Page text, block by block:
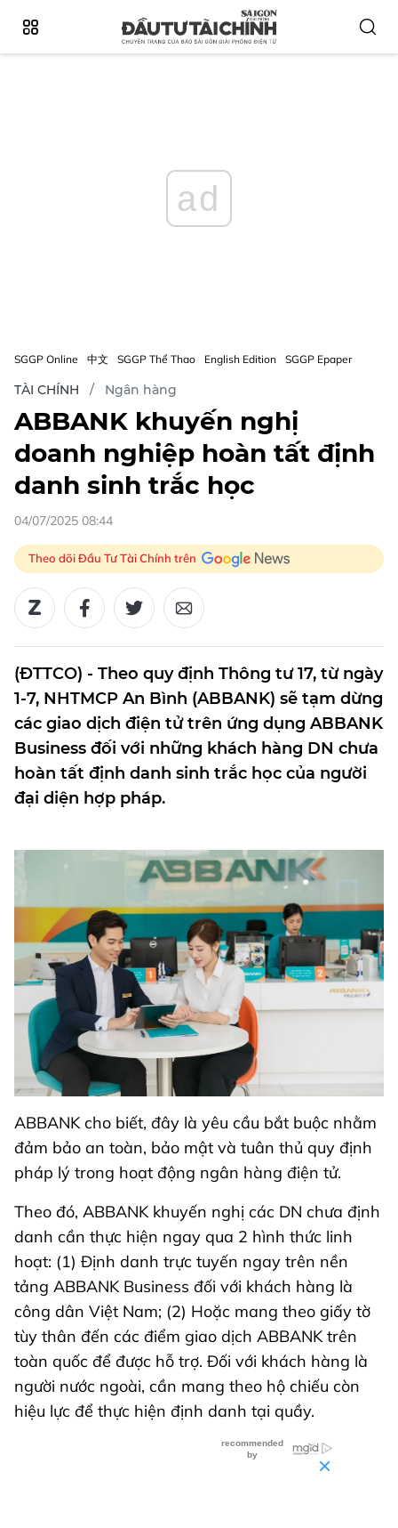
ad
SGGP Online 中文 SGGP Thể Thao English Edition SGGP Epaper
TÀI CHÍNH Ngân hàng
ABBANK khuyến nghị
doanh nghiệp hoàn tất định
danh sinh trắc học
04/07/2025 08:44
Theo dõi Đầu Tư Tài Chính trên
(ĐTTCO) - Theo quy định Thông tư 17, từ ngày
1-7, NHTMCP An Bình (ABBANK) sẽ tạm dừng
các giao dịch điện tử trên ứng dụng ABBANK
Business đối với những khách hàng DN chưa
hoàn tất định danh sinh trắc học của người
đại diện hợp pháp.
ABBANK cho biết, đây là yêu cầu bắt buộc nhằm
đảm bảo an toàn, bảo mật và tuân thủ quy định
pháp lý trong hoạt động ngân hàng điện tử.
Theo đó, ABBANK khuyến nghị các DN chưa định
danh cần thực hiện ngay qua 2 hình thức linh
hoạt: (1) Định danh trực tuyến ngay trên nền
tảng ABBANK Business đối với khách hàng là
công dân Việt Nam; (2) Hoặc mang theo giấy tờ
tùy thân đến các điểm giao dịch ABBANK trên
toàn quốc để được hỗ trợ. Đối với khách hàng là
người nước ngoài, cần mang theo hộ chiếu còn
hiệu lực để thực hiện định danh tại quầy.